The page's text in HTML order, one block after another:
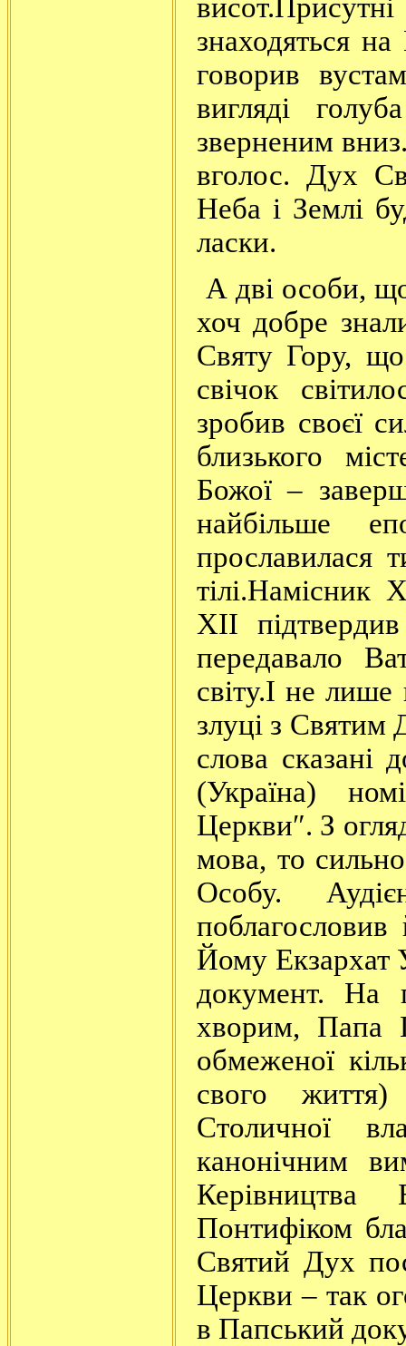
знаходяться
говорив
вигляді
зверненим
вголос. Дух
Неба і Землі
ласки.
А дві особи,
хоч добре
Святу Гору,
свічок
зробив своєї
близького
Божої –
найбільше
прославилася
XII
передавало
світу.І не
злуці з Святим
слова сказані
(Україна)
Церкви″. З
мова, то
Особу.
Йому Екзархат
документ. На
хворим, Папа
обмеженої
свого
Столичної
канонічним
Керівництва
Понтифіком
Святий Дух
Церкви – так
в Папський